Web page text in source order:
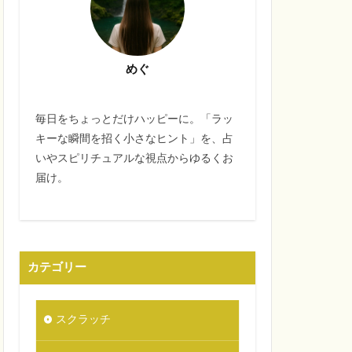
めぐ
毎日をちょっとだけハッピーに。「ラッ
キーな瞬間を招く小さなヒント」を、占
いやスピリチュアルな視点からゆるくお
届け。
カテゴリー
スクラッチ